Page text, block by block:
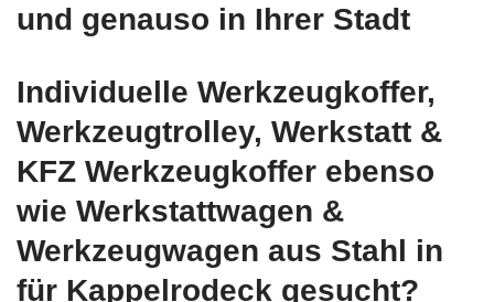
und genauso in Ihrer Stadt
Individuelle Werkzeugkoffer,
Werkzeugtrolley, Werkstatt &
KFZ Werkzeugkoffer ebenso
wie Werkstattwagen &
Werkzeugwagen aus Stahl in
für Kappelrodeck gesucht?